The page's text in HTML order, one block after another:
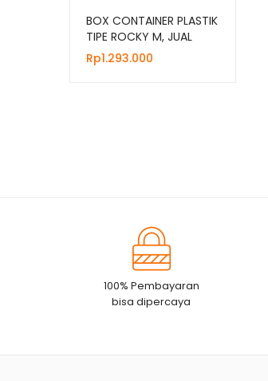
BOX CONTAINER PLASTIK
TIPE ROCKY M, JUAL
HARGA GROSIR
Rp1.293.000
100% Pembayaran
bisa dipercaya